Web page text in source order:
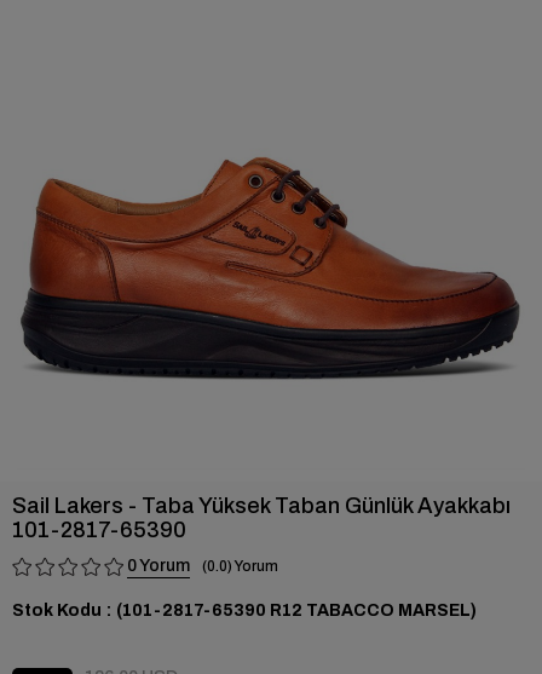
Sail Lakers - Taba Yüksek Taban Günlük Ayakkabı
101-2817-65390
0 0.0
Stok Kodu (101-2817-65390 R12 TABACCO MARSEL)